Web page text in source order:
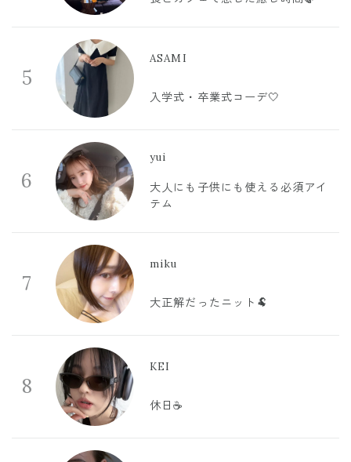
5
ASAMI
入学式・卒業式コーデ🤍
6
yui
大人にも子供にも使える必須アイ
テム
7
miku
大正解だったニット🐏
8
KEI
休日☕️